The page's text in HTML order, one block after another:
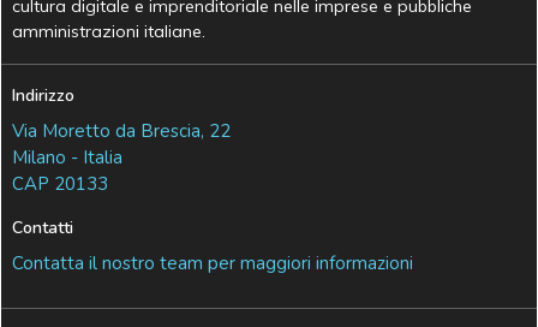
cultura digitale e imprenditoriale nelle imprese e pubbliche
amministrazioni italiane.
Indirizzo
Via Moretto da Brescia, 22
Milano - Italia
CAP 20133
Contatti
Contatta il nostro team per maggiori informazioni